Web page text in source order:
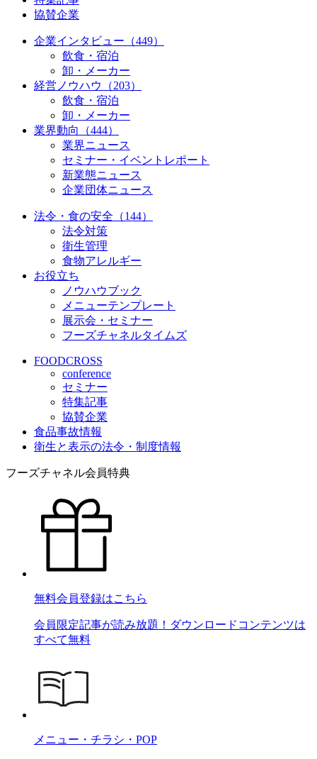
協賛企業
企業インタビュー（449）
飲食・宿泊
卸・メーカー
経営ノウハウ（203）
飲食・宿泊
卸・メーカー
業界動向（444）
業界ニュース
セミナー・イベントレポート
新業態ニュース
企業団体ニュース
法令・食の安全（144）
法令対策
衛生管理
食物アレルギー
お役立ち
ノウハウブック
メニューテンプレート
展示会・セミナー
フーズチャネルタイムズ
FOODCROSS
conference
セミナー
特集記事
協賛企業
食品事故情報
衛生と表示の法令・制度情報
フーズチャネル会員特典
無料会員登録はこちら
会員限定記事が読み放題！ダウンロードコンテンツは
すべて無料
メニュー・チラシ・POP